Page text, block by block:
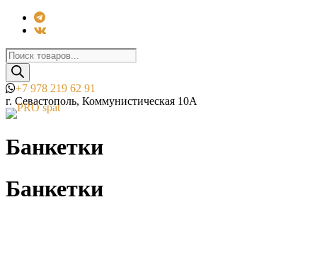
Поиск
товаров
+7 978 219 62 91
г. Севастополь, Коммунистическая 10А
Банкетки
Банкетки